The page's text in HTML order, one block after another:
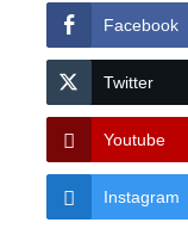
Facebook
Twitter
Youtube
Instagram